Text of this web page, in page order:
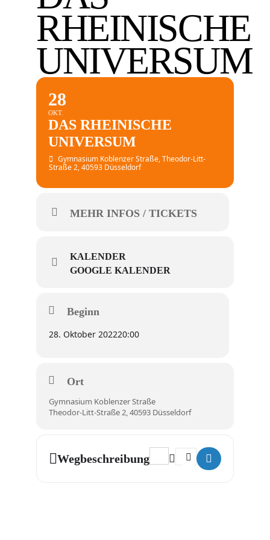
RHEINISCHE
UNIVERSUM
28
OKT.
DAS RHEINISCHE
UNIVERSUM
Gymnasium Koblenzer Straße, Theodor-Litt-
Straße 2, 40593 Düsseldorf
MEHR INFOS / TICKETS
KALENDER
GOOGLE KALENDER
Beginn
28. Oktober 202220:00
Ort
Gymnasium Koblenzer Straße
Theodor-Litt-Straße 2, 40593 Düsseldorf
WegbeschreibungAddress - Das Rheinische
Destination Address -